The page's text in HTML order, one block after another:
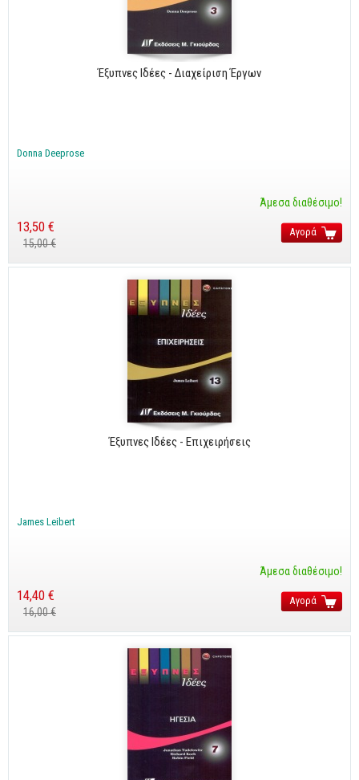
Γραφικά
Photoshop
Πολυμέσα
Web Design
Προγραμματισμός
Έξυπνες Ιδέες - Διαχείριση Έργων
Donna Deeprose
Άμεσα διαθέσιμο!
13,50 €
15,00 €
Αγορά
Έξυπνες Ιδέες - Επιχειρήσεις
James Leibert
Άμεσα διαθέσιμο!
14,40 €
16,00 €
Αγορά